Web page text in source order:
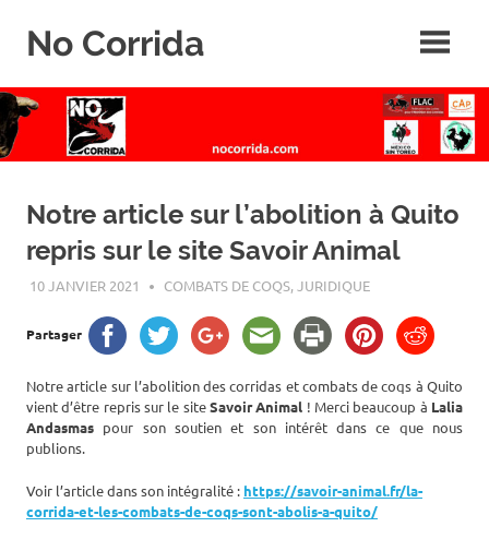
No Corrida
de
la
corrida
Notre article sur l’abolition à Quito
repris sur le site Savoir Animal
10 JANVIER 2021 ROGER LAHANA
COMBATS DE COQS,JURIDIQUE
Partager
Notre article sur l’abolition des corridas et combats de coqs à Quito
vient d’être repris sur le siteSavoir Animal ! Merci beaucoup à Lalia
Andasmas pour son soutien et son intérêt dans ce que nous
publions.
Voir l’article dans son intégralité : https://savoir-animal.fr/la-
corrida-et-les-combats-de-coqs-sont-abolis-a-quito/